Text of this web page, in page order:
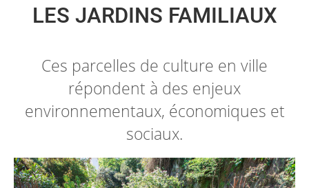
LES JARDINS FAMILIAUX
Ces parcelles de culture en ville
répondent à des enjeux
environnementaux, économiques et
sociaux.